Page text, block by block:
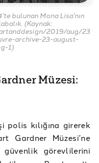
bulunan Mona Lisa’nın
(Kaynak:
2019/aug/23
archive-23-august-
1)
Müzesi:
kılığına girerek
Gardner Müzesi’ne
güvenlik görevlilerini